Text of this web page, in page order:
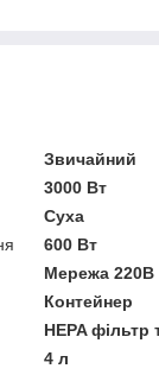
Звичайний
3000 Вт
Суха
600 Вт
Мережа 220В
Контейнер
HEPA фільтр
4 л